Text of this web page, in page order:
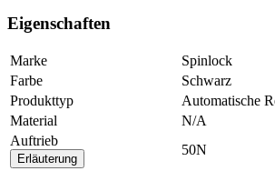
Eigenschaften
Marke
Spinlock
Farbe
Schwarz
Produkttyp
Automatische
Material
N/A
Auftrieb
Erläuterung
50N